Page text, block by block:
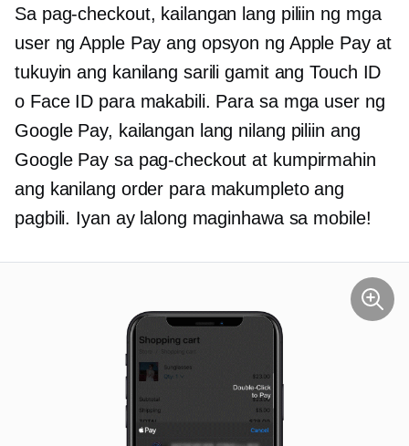
Sa pag-checkout, kailangan lang piliin ng mga
user ng Apple Pay ang opsyon ng Apple Pay at
tukuyin ang kanilang sarili gamit ang Touch ID
o Face ID para makabili. Para sa mga user ng
Google Pay, kailangan lang nilang piliin ang
Google Pay sa pag-checkout at kumpirmahin
ang kanilang order para makumpleto ang
pagbili. Iyan ay lalong maginhawa sa mobile!